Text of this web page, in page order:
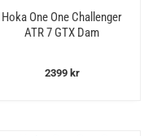
Hoka One One Challenger
ATR 7 GTX Dam
2399 kr